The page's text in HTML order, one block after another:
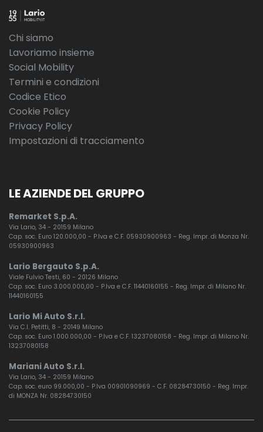
Chi siamo
Lavoriamo insieme
Social Mobility
Termini e condizioni
Codice Etico
Cookie Policy
Privacy Policy
Impostazioni di tracciamento
LE AZIENDE DEL GRUPPO
Remarket S.p.A.
Via Lario, 34 - 20159 Milano
Cap. soc. Euro 120.000,00 - P.Iva e C.F. 05930900963 - Reg. Impr. di Monza Nr.
05930900963
Lario Bergauto S.p.A.
Viale Fulvio Testi, 60 - 20126 Milano
Cap. soc. Euro 3.000.000,00 - P.Iva e C.F. 11440160155 - Reg. Impr. di Milano Nr.
11440160155
Lario Mi Auto S.r.l.
Via C.I. Petitti, 8 - 20149 Milano
Cap. soc. Euro 1.000.000,00 - P.Iva e C.F. 13237080158 - Reg. Impr. di Milano Nr.
13237080158
Mariani Auto S.r.l.
Via Lario, 34 - 20159 Milano
Cap. soc. euro 99.000,00 - P.Iva 00901090969 - C.F. 08284730150 - Reg. Impr.
di MONZA Nr. 08284730150